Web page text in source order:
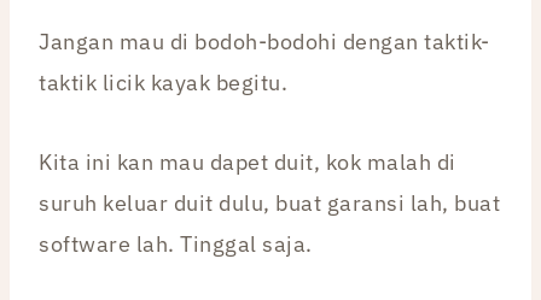
Jangan mau di bodoh-bodohi dengan taktik-
taktik licik kayak begitu.
Kita ini kan mau dapet duit, kok malah di
suruh keluar duit dulu, buat garansi lah, buat
software lah. Tinggal saja.